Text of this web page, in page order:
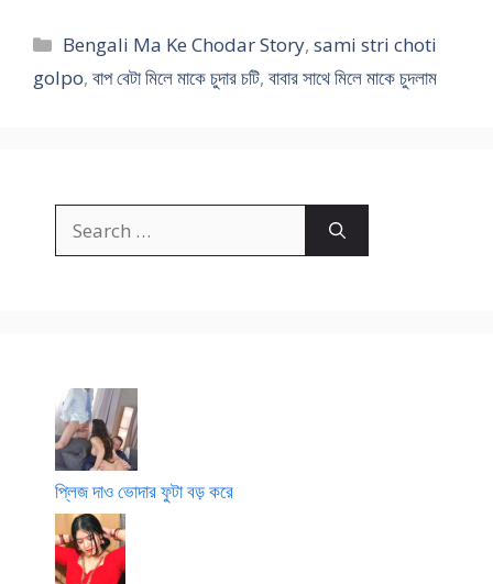
Categories
Bengali Ma Ke Chodar Story,sami stri choti
golpo, বাপ বেটা মিলে মাকে চুদার চটি, বাবার সাথে মিলে মাকে চুদলাম
for:
প্লিজ দাও ভোদার ফুটা বড় করে